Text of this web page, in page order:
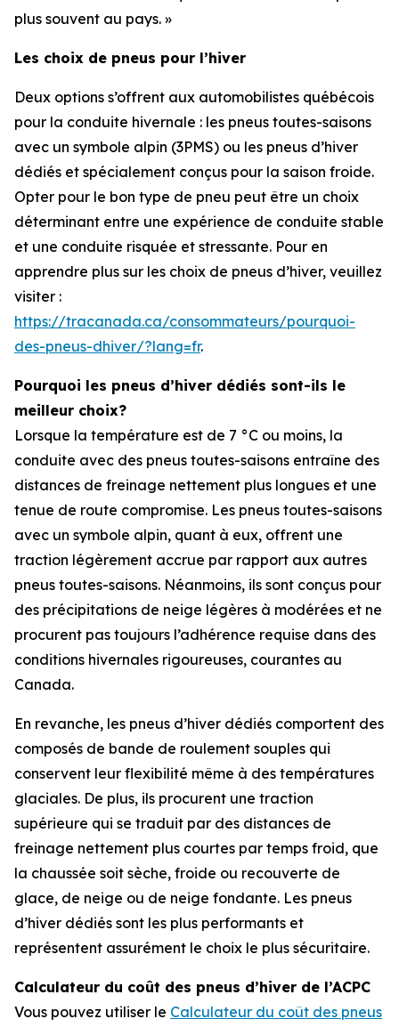
plus souvent au pays. »
Les choix de pneus pour l’hiver
Deux options s’offrent aux automobilistes québécois
pour la conduite hivernale : les pneus toutes-saisons
avec un symbole alpin (3PMS) ou les pneus d’hiver
dédiés et spécialement conçus pour la saison froide.
Opter pour le bon type de pneu peut être un choix
déterminant entre une expérience de conduite stable
et une conduite risquée et stressante. Pour en
apprendre plus sur les choix de pneus d’hiver, veuillez
visiter :
https://tracanada.ca/consommateurs/pourquoi-
des-pneus-dhiver/?lang=fr.
Pourquoi les pneus d’hiver dédiés sont-ils le
meilleur choix?
Lorsque la température est de 7 °C ou moins, la
conduite avec des pneus toutes-saisons entraîne des
distances de freinage nettement plus longues et une
tenue de route compromise. Les pneus toutes-saisons
avec un symbole alpin, quant à eux, offrent une
traction légèrement accrue par rapport aux autres
pneus toutes-saisons. Néanmoins, ils sont conçus pour
des précipitations de neige légères à modérées et ne
procurent pas toujours l’adhérence requise dans des
conditions hivernales rigoureuses, courantes au
Canada.
En revanche, les pneus d’hiver dédiés comportent des
composés de bande de roulement souples qui
conservent leur flexibilité même à des températures
glaciales. De plus, ils procurent une traction
supérieure qui se traduit par des distances de
freinage nettement plus courtes par temps froid, que
la chaussée soit sèche, froide ou recouverte de
glace, de neige ou de neige fondante. Les pneus
d’hiver dédiés sont les plus performants et
représentent assurément le choix le plus sécuritaire.
Calculateur du coût des pneus d’hiver de l’ACPC
Vous pouvez utiliser le Calculateur du coût des pneus